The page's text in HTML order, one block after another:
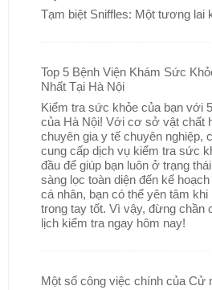
Tạm biệt Sniffles: Một tương lai
Top 5 Bệnh Viện Khám Sức
Nhất Tại Hà Nội
Kiểm tra sức khỏe của bạn với
của Hà Nội! Với cơ sở vật chất
chuyên gia y tế chuyên nghiệp,
cung cấp dịch vụ kiểm tra sức
đầu để giúp bạn luôn ở trạng
sàng lọc toàn diện đến kế
cá nhân, bạn có thể yên tâm
trong tay tốt. Vì vậy, đừng chần
lịch kiểm tra ngay hôm nay!
Một số công việc chính của Cử